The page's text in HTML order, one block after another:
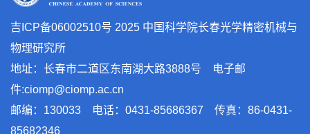
吉ICP备06002510号 2025 中国科学院长春光学精密机械与
物理研究所
地址：长春市二道区东南湖大路3888号 电子邮
件:ciomp@ciomp.ac.cn
邮编：130033 电话：0431-85686367 传真：86-0431-
85682346